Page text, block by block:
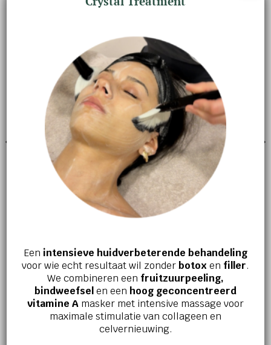
GERELATEERDE PRODUCTEN
GEZICHTSVERZORGING
Daily refresh balancing toner
GEZICHTSVERZORGING
Crystal Retinal 6
Jouw huid en welzijn verdienen het
beste!
Een intensieve huidverbeterende behandeling
voor wie echt resultaat wil zonderbotox en filler.
We combineren een fruitzuurpeeling,
bindweefselen een hoog geconcentreerd
vitamine A masker met intensive massage voor
maximale stimulatie van collageen en
celvernieuwing.